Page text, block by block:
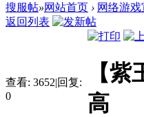
搜服帖»网站首页 › 网络游戏
返回列表
查看: 3652|回复:
0
【
高